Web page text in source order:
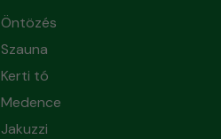
Öntözés
Szauna
Kerti tó
Medence
Jakuzzi